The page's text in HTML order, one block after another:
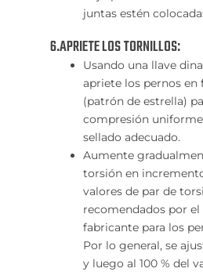
juntas estén
6.APRIETE LOS TORNILLOS:
Usando una llave
apriete los pernos en
(patrón de estrella)
compresión
sellado adecuado.
Aumente
torsión en
valores de par de
recomendados por el
fabricante para los
Por lo general, se
y luego al 100 % del